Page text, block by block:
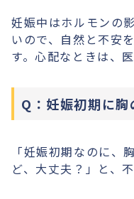
妊娠中はホルモンの
いので、自然と不安
す。心配なときは、
Q：妊娠初期に胸
「妊娠初期なのに、
ど、大丈夫？」と、